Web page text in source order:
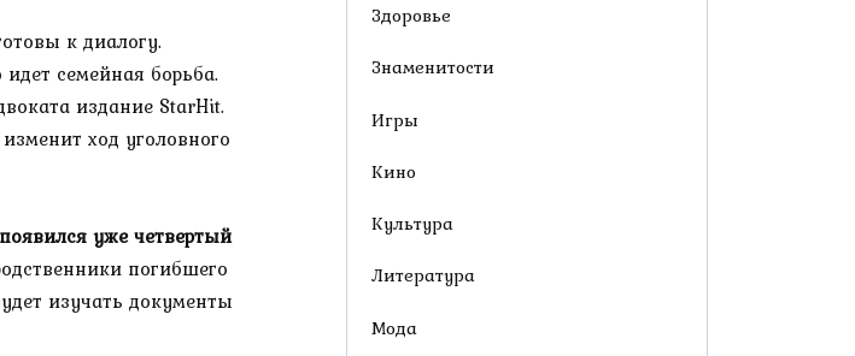
к диалогу.
семейная борьба.
издание StarHit.
ход уголовного
появился уже четвертый
погибшего
изучать документы
Здоровье
Знаменитости
Игры
Кино
Культура
Литература
Мода